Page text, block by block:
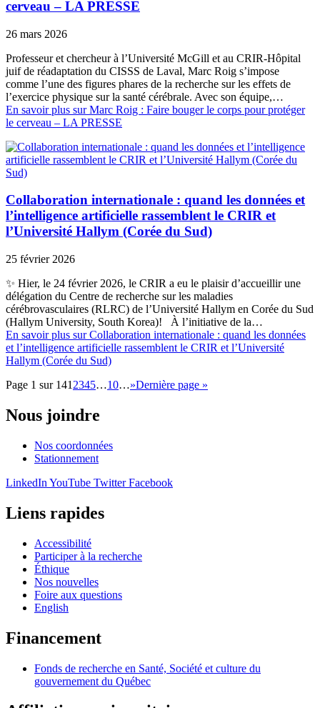
cerveau – LA PRESSE
26 mars 2026
Professeur et chercheur à l’Université McGill et au CRIR-Hôpital
juif de réadaptation du CISSS de Laval, Marc Roig s’impose
comme l’une des figures phares de la recherche sur les effets de
l’exercice physique sur la santé cérébrale. Avec son équipe,…
En savoir plus sur Marc Roig : Faire bouger le corps pour protéger
le cerveau – LA PRESSE
Collaboration internationale : quand les données et
l’intelligence artificielle rassemblent le CRIR et
l’Université Hallym (Corée du Sud)
25 février 2026
✨ Hier, le 24 février 2026, le CRIR a eu le plaisir d’accueillir une
délégation du Centre de recherche sur les maladies
cérébrovasculaires (RLRC) de l’Université Hallym en Corée du Sud
(Hallym University, South Korea)! À l’initiative de la…
En savoir plus sur Collaboration internationale : quand les données
et l’intelligence artificielle rassemblent le CRIR et l’Université
Hallym (Corée du Sud)
Page 1 sur 141 2345…10…»Dernière page »
Nous joindre
Nos coordonnées
Stationnement
LinkedIn YouTube Twitter Facebook
Liens rapides
Accessibilité
Participer à la recherche
Éthique
Nos nouvelles
Foire aux questions
English
Financement
Fonds de recherche en Santé, Société et culture du
gouvernement du Québec